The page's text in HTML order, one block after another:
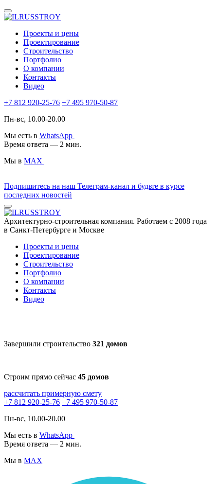
Проекты и цены
Проектирование
Строительство
Портфолио
О компании
Контакты
Видео
+7 812 920-25-76 +7 495 970-50-87
Пн-вс, 10.00-20.00
Мы есть в WhatsApp
Время ответа — 2 мин.
Мы в MAX
Подпишитесь на наш Телеграм-канал и будьте в курсе
последних новостей
Архитектурно-строительная компания. Работаем с 2008 года
в Санкт-Петербурге и Москве
Проекты и цены
Проектирование
Строительство
Портфолио
О компании
Контакты
Видео
Завершили строительство 321 домов
Строим прямо сейчас 45 домов
рассчитать примерную смету
+7 812 920-25-76 +7 495 970-50-87
Пн-вс, 10.00-20.00
Мы есть в WhatsApp
Время ответа — 2 мин.
Мы в MAX